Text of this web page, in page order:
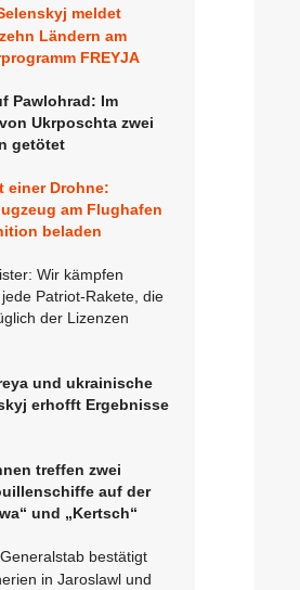
meldet
Ländern am
FREYJA
Pawlohrad: Im
Ukrposchta zwei
getötet
einer Drohne:
am Flughafen
beladen
Wir kämpfen
Patriot-Rakete, die
der Lizenzen
und ukrainische
erhofft Ergebnisse
treffen zwei
auf der
und „Kertsch“
Generalstab bestätigt
in Jaroslawl und